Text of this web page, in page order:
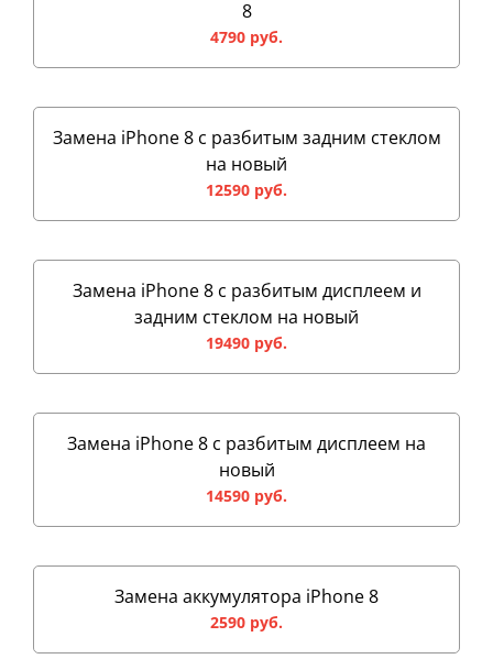
8
4790 руб.
Замена iPhone 8 с разбитым задним стеклом
на новый
12590 руб.
Замена iPhone 8 с разбитым дисплеем и
задним стеклом на новый
19490 руб.
Замена iPhone 8 с разбитым дисплеем на
новый
14590 руб.
Замена аккумулятора iPhone 8
2590 руб.